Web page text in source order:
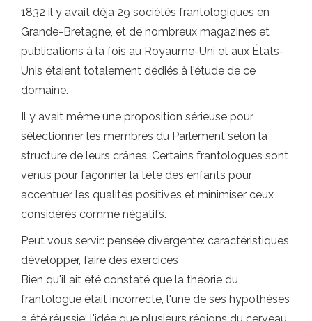
1832 il y avait déjà 29 sociétés frantologiques en
Grande-Bretagne, et de nombreux magazines et
publications à la fois au Royaume-Uni et aux États-
Unis étaient totalement dédiés à l'étude de ce
domaine.
Il y avait même une proposition sérieuse pour
sélectionner les membres du Parlement selon la
structure de leurs crânes. Certains frantologues sont
venus pour façonner la tête des enfants pour
accentuer les qualités positives et minimiser ceux
considérés comme négatifs.
Peut vous servir: pensée divergente: caractéristiques,
développer, faire des exercices
Bien qu'il ait été constaté que la théorie du
frantologue était incorrecte, l'une de ses hypothèses